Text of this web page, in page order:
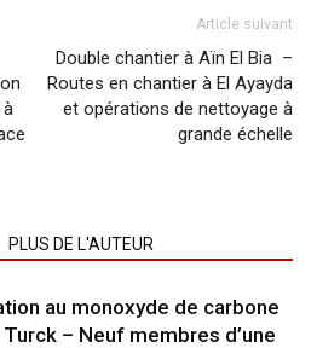
à
Article suivant
Double chantier à Aïn El Bia –
Routes en chantier à El Ayayda
et opérations de nettoyage à
grande échelle
PLUS DE L'AUTEUR
au monoxyde de carbone
Turck – Neuf membres d’une